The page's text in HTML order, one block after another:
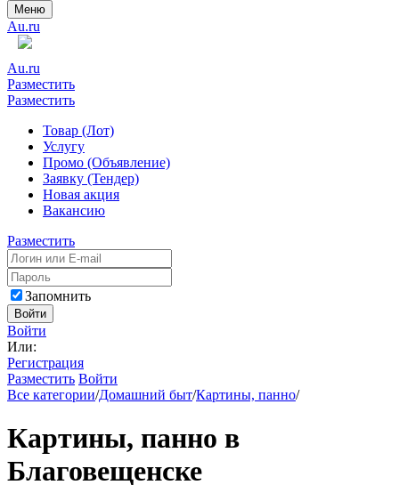
Меню
Au.ru
Au.ru
Разместить
Разместить
Товар (Лот)
Услугу
Промо (Объявление)
Заявку (Тендер)
Новая акция
Вакансию
Разместить
Запомнить
Войти
Войти
Или:
Регистрация
Разместить Войти
Все категории/Домашний быт/Картины, панно/
Картины, панно в
Благовещенске